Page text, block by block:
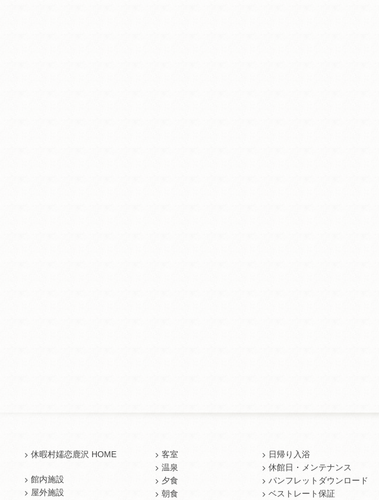
休暇村嬬恋鹿沢 HOME
館内施設
屋外施設
客室
温泉
夕食
朝食
日帰り入浴
休館日・メンテナンス
パンフレットダウンロード
ベストレート保証